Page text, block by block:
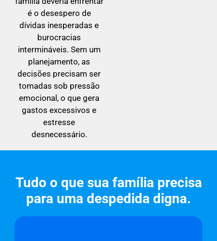
é o desespero de
dívidas inesperadas e
burocracias
intermináveis. Sem um
planejamento, as
decisões precisam ser
tomadas sob pressão
emocional, o que gera
gastos excessivos e
estresse
desnecessário.
Tudo o que sua família precisa
para uma despedida digna.